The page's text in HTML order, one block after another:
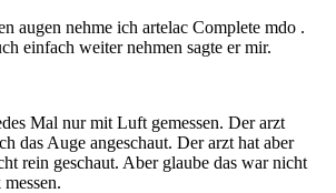
augen nehme ich artelac Complete mdo .
einfach weiter nehmen sagte er mir.
Mal nur mit Luft gemessen. Der arzt
das Auge angeschaut. Der arzt hat aber
rein geschaut. Aber glaube das war nicht